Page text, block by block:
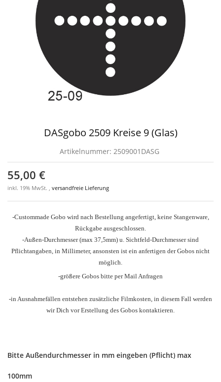
DASgobo 2509 Kreise 9 (Glas)
Artikelnummer: 2509001DASG
55,00 €
inkl. 19% MwSt. , versandfreie Lieferung
-Custommade Gobo wird nach Bestellung angefertigt, keine Stangenware,
Rückgabe ausgeschlossen.
-Außen-Durchmesser(max 37,5mm) u. Sichtfeld-Durchmesser sind
Pflichtangaben, in Millimeter, ansonsten ist ein anfertigen der Gobos nicht
möglich.
-größere Gobos bitte per Mail Anfragen
-in Ausnahmefällen entstehen zusätzliche Filmkosten, in diesem Fall werden
wir Dich vor Erstellung des Gobos kontaktieren.
Bitte Außendurchmesser in mm eingeben (Pflicht) max
100mm